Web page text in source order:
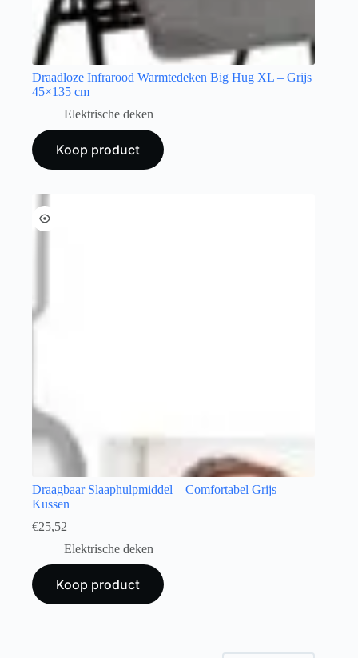
Draadloze Infrarood Warmtedeken Big Hug XL – Grijs
45×135 cm
Elektrische deken
Koop product
Draagbaar Slaaphulpmiddel – Comfortabel Grijs
Kussen
€25,52
Elektrische deken
Koop product